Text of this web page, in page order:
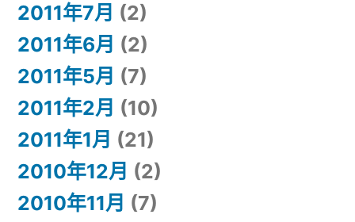
2011年7月 (2)
2011年6月 (2)
2011年5月 (7)
2011年2月 (10)
2011年1月 (21)
2010年12月 (2)
2010年11月 (7)